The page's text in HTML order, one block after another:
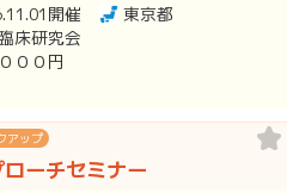
開催
東京都
床研究会
００円
アップ
ローチセミナー